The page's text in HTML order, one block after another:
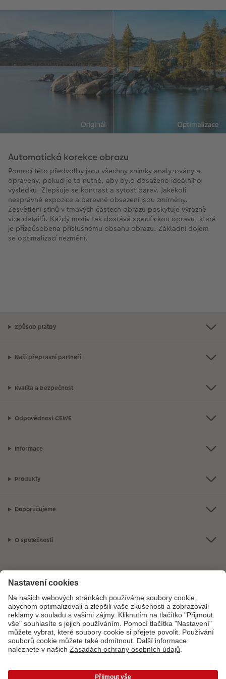
Automatická korekce obrazu
Pomocí této předvolby jsou všechny snímky analyzovány a
opraveny, pokud je to nutné, aby bylo dosaženo ideálního
výsledku. Zlepšuje se kontrast a sytost barev. Jakékoli
nesprávné expozice a barevné obsazení jsou zmírněny.
Zesvětlení stínů v tmavých částech obrazu poskytuje výrazně
více detailů. Každý motiv tak dostává specifickou opravu, která
je přizpůsobena příslušnému obsahu obrazu. Základní dojem
se optimalizací nezmění.
Způsob platby
Naši přepravní partneři
Kvalita a bezpečnost
Odpovědnost CEWE
Informace
Produkty
Doporučujeme
O společnosti
Máte-li jakékoli dotazy týkající se fotoproduktů nebo objednávek,
neváhejte nás kontaktovat:+ 420 272 071 381[Po - Pá: 8:30 - 17:00 h]
*Uvedené ceny jsou doporučené prodejní ceny. Ke každé zakázce účtujeme jedno